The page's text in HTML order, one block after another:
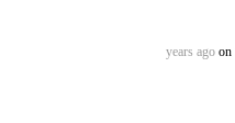
on